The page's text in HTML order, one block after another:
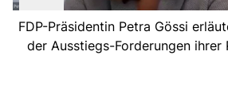
FDP-Präsidentin Petra Gössi
der Ausstiegs-Forderungen ihrer